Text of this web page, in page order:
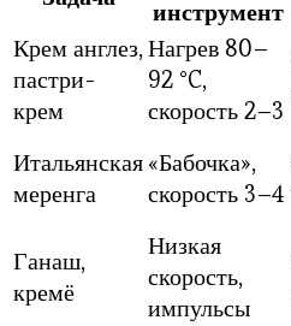
инструмент
Крем англез,
пастри-
крем
Нагрев 80–
92 °C,
скорость 2–3
Итальянская
меренга
«Бабочка»,
скорость 3–4
Ганаш,
кремё
Низкая
скорость,
импульсы